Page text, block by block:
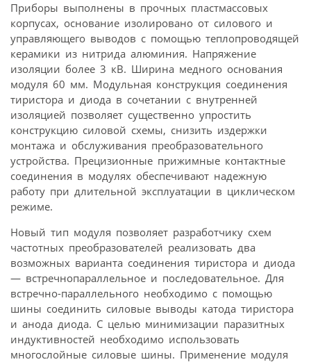
Приборы выполнены в прочных пластмассовых
корпусах, основание изолировано от силового и
управляющего выводов с помощью теплопроводящей
керамики из нитрида алюминия. Напряжение
изоляции более 3 кВ. Ширина медного основания
модуля 60 мм. Модульная конструкция соединения
тиристора и диода в сочетании с внутренней
изоляцией позволяет существенно упростить
конструкцию силовой схемы, снизить издержки
монтажа и обслуживания преобразовательного
устройства. Прецизионные прижимные контактные
соединения в модулях обеспечивают надежную
работу при длительной эксплуатации в циклическом
режиме.
Новый тип модуля позволяет разработчику схем
частотных преобразователей реализовать два
возможных варианта соединения тиристора и диода
— встречнопараллельное и последовательное. Для
встречно-параллельного необходимо с помощью
шины соединить силовые выводы катода тиристора
и анода диода. С целью минимизации паразитных
индуктивностей необходимо использовать
многослойные силовые шины. Применение модуля